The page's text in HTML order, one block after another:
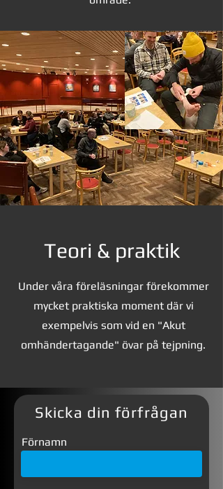
Teori & praktik
Under våra föreläsningar förekommer
mycket praktiska moment där vi
exempelvis som vid en "Akut
omhändertagande" övar på tejpning.
Skicka din förfrågan
Förnamn